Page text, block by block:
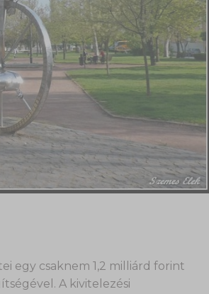
egy csaknem 1,2 milliárd forint
A kivitelezési